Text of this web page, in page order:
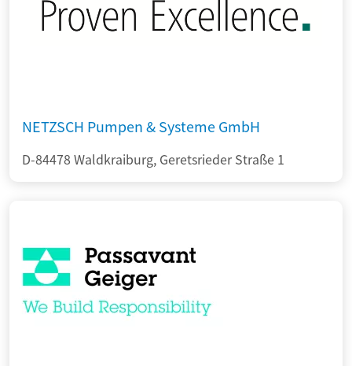
NETZSCH Pumpen & Systeme GmbH
D-84478 Waldkraiburg, Geretsrieder Straße 1